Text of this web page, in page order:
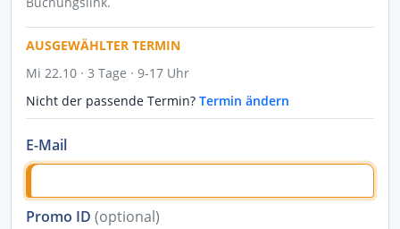
AUSGEWÄHLTER TERMIN
Mi 22.10 · 3 Tage · 9-17 Uhr
Nicht der passende Termin? Termin ändern
E-Mail
Promo ID (optional)